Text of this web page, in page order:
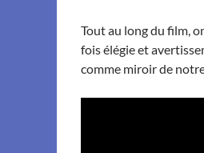
Tout au long du film,
fois élégie et
comme miroir de